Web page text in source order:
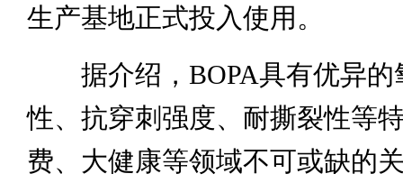
生产基地正式投入使用。
据介绍，BOPA具有优异的
性、抗穿刺强度、耐撕裂性等
费、大健康等领域不可或缺的